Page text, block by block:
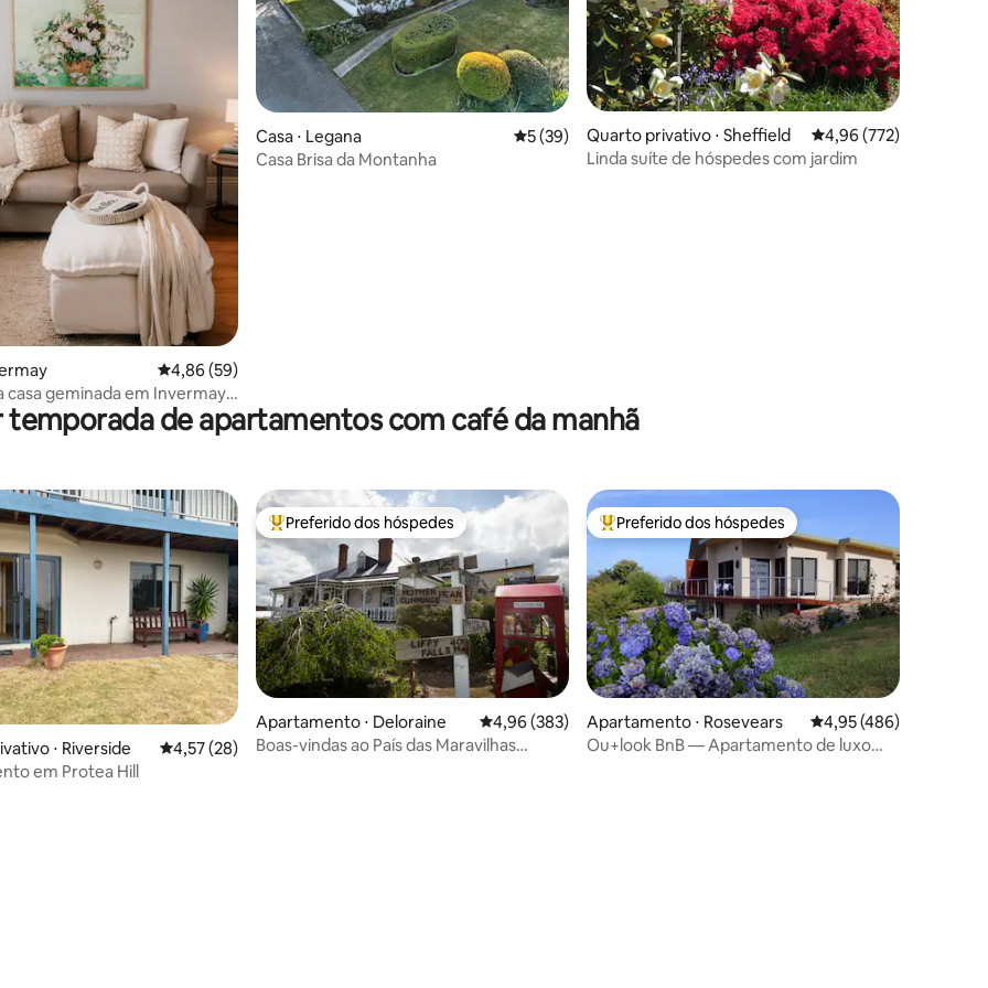
4,86 de uma avaliação média de 5, 59 avaliações
4,86 (59)
casa geminada em Invermay
Casa ⋅ Legana 5 de uma avaliação média de 5, 39 avaliações
5 (39)
Casa Brisa da Montanha
Quarto privativo ⋅ Sheffield 4,96 de uma avaliação
4,96 (772)
Linda suíte de hóspedes com jardim
de apartamentos com café da manhã
de 5, 317 avaliações
⋅ Riverside 4,57 de uma avaliação média de 5, 28 avaliações
4,57 (28)
em Protea Hill
Entre os melhores preferidos dos hóspedes
Preferido dos hóspedes
Apartamento ⋅ Deloraine 4,96 de uma avaliação média de 5, 383 avaliações
4,96 (383)
Boas-vindas ao País das Maravilhas
Entre os melhores preferidos dos hóspedes
Preferido dos hóspedes
Apartamento ⋅ Rosevears 4,95 de uma avaliação
4,95 (486)
Ou+look BnB — Apartamento de luxo